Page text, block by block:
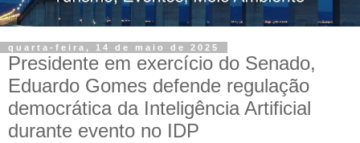
quarta-feira, 14 de maio de 2025
Presidente em exercício do Senado,
Eduardo Gomes defende regulação
democrática da Inteligência Artificial
durante evento no IDP